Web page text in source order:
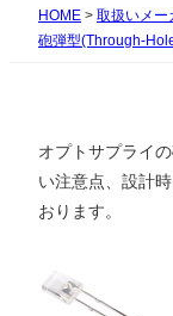
HOME > 取扱いメー
砲弾型(Through-
オプトサプライ
い注意点、設計
おります。